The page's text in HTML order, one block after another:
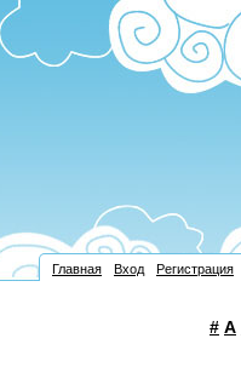
Главная Вход Регистрация
# А